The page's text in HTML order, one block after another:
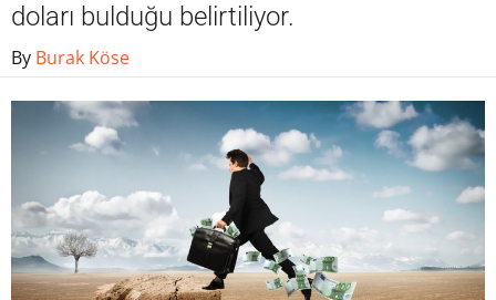
doları bulduğu belirtiliyor.
By Burak Köse